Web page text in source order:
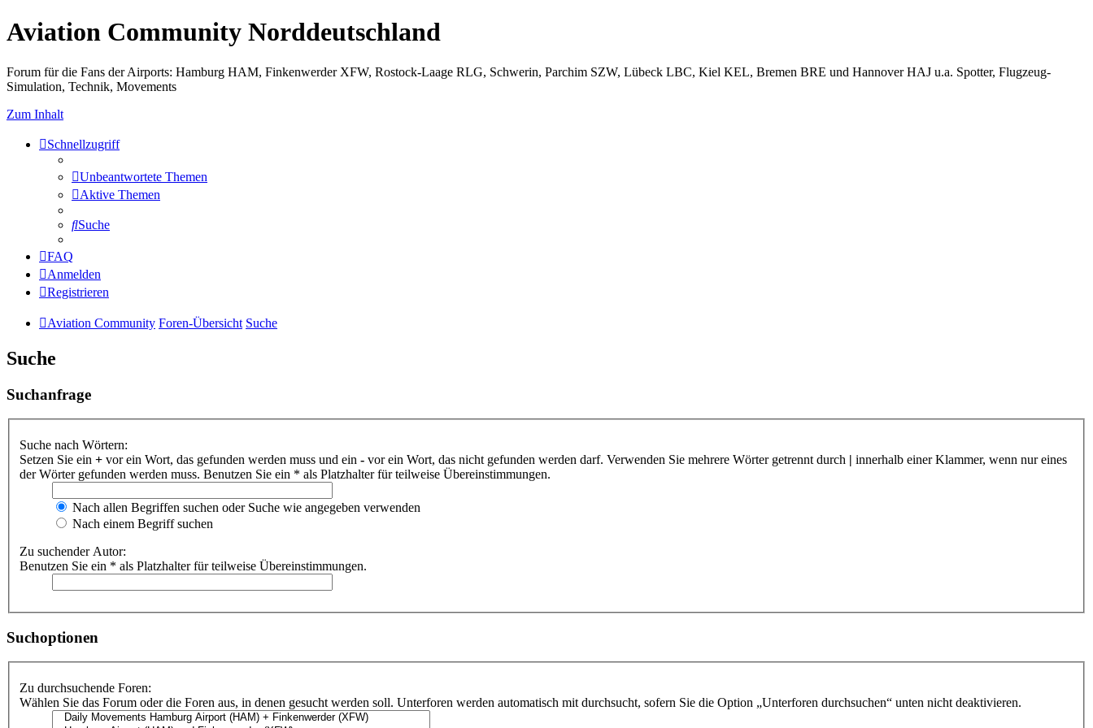
Aviation Community Norddeutschland
Forum für die Fans der Airports: Hamburg HAM, Finkenwerder XFW, Rostock-Laage RLG, Schwerin, Parchim SZW, Lübeck LBC, Kiel KEL, Bremen BRE und Hannover HAJ u.a. Spotter, Flugzeug-
Simulation, Technik, Movements
Zum Inhalt
Schnellzugriff
Unbeantwortete Themen
Aktive Themen
Suche
FAQ
Anmelden
Registrieren
Aviation Community Foren-Übersicht Suche
Suche
Suchanfrage
Suche nach Wörtern:
Setzen Sie ein + vor ein Wort, das gefunden werden muss und ein - vor ein Wort, das nicht gefunden werden darf. Verwenden Sie mehrere Wörter getrennt durch | innerhalb einer Klammer, wenn nur eines
der Wörter gefunden werden muss. Benutzen Sie ein * als Platzhalter für teilweise Übereinstimmungen.
Nach allen Begriffen suchen oder Suche wie angegeben verwenden
Nach einem Begriff suchen
Zu suchender Autor:
Benutzen Sie ein * als Platzhalter für teilweise Übereinstimmungen.
Suchoptionen
Zu durchsuchende Foren:
Wählen Sie das Forum oder die Foren aus, in denen gesucht werden soll. Unterforen werden automatisch mit durchsucht, sofern Sie die Option „Unterforen durchsuchen“ unten nicht deaktivieren.